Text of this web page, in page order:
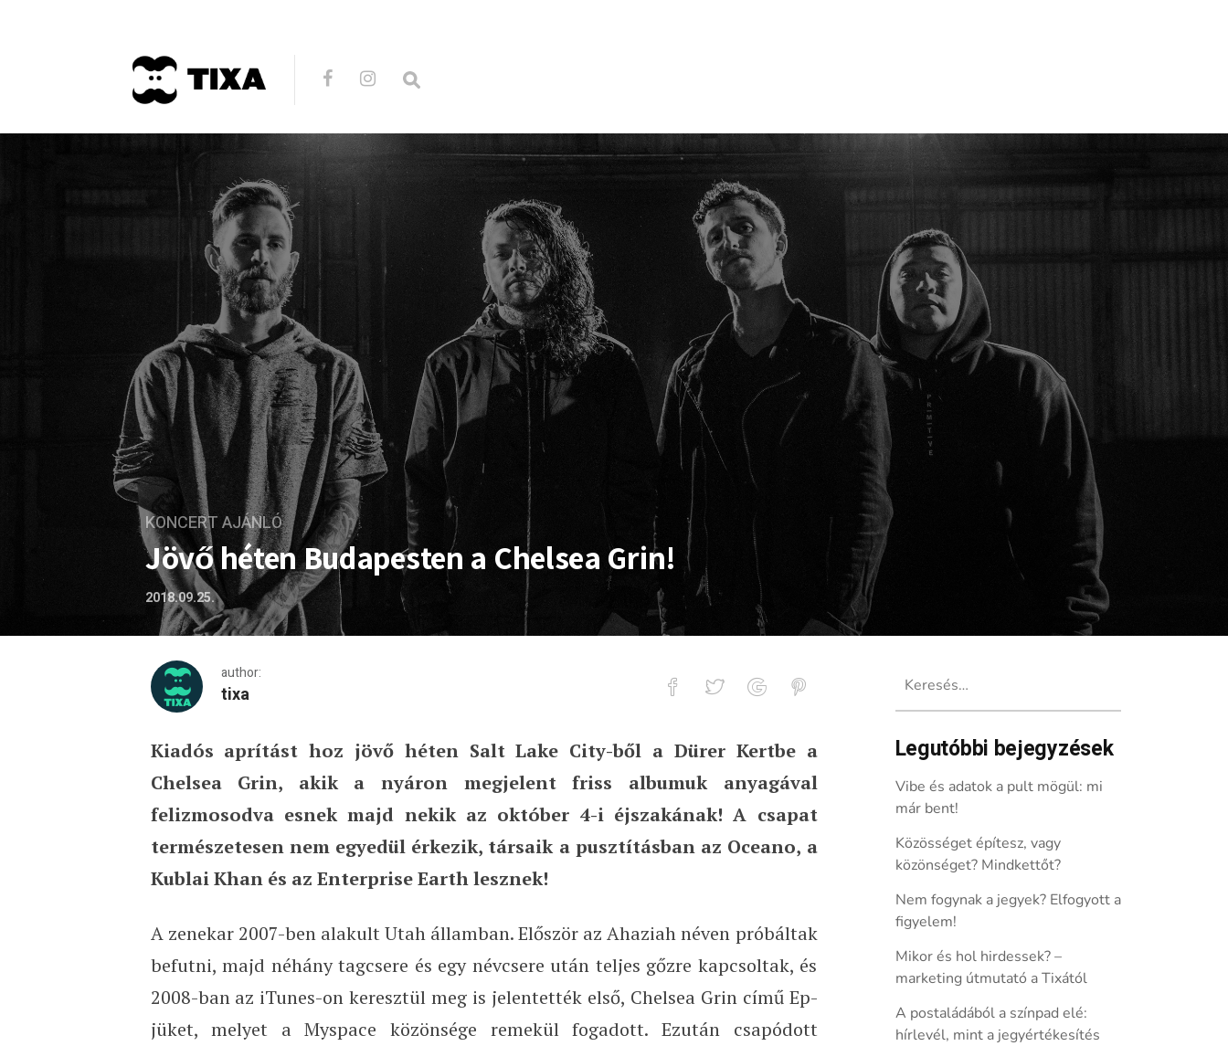
KONCERT AJÁNLÓ
Jövő héten Budapesten a Chelsea Grin!
2018.09.25.
author:
tixa
Jövő héten Budapesten a Chelsea Grin!
Kiadós aprítást hoz jövő héten Salt Lake City-ből a Dürer Kertbe a
Chelsea Grin, akik a nyáron megjelent friss albumuk anyagával
felizmosodva esnek majd nekik az október 4-i éjszakának! A csapat
természetesen nem egyedül érkezik, társaik a pusztításban az Oceano, a
Kublai Khan és az Enterprise Earth lesznek!
A zenekar 2007-ben alakult Utah államban. Először az Ahaziah néven próbáltak
befutni, majd néhány tagcsere és egy névcsere után teljes gőzre kapcsoltak, és
2008-ban az iTunes-on keresztül meg is jelentették első, Chelsea Grin című Ep-
jüket, melyet a Myspace közönsége remekül fogadott. Ezután csapódott
Legutóbbi bejegyzések
Vibe és adatok a pult mögül: mi
már bent!
Közösséget építesz, vagy
közönséget? Mindkettőt?
Nem fogynak a jegyek? Elfogyott a
figyelem!
Mikor és hol hirdessek? –
marketing útmutató a Tixától
A postaládából a színpad elé:
hírlevél, mint a jegyértékesítés